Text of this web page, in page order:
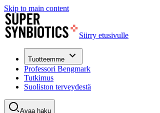
Skip to main content
Siirry etusivulle
Tuotteemme
Professori Bengmark
Tutkimus
Suoliston terveydestä
Avaa haku